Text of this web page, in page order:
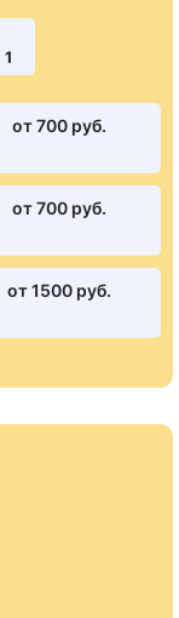
1
от 700 pуб.
от 700 pуб.
от 1500 pуб.